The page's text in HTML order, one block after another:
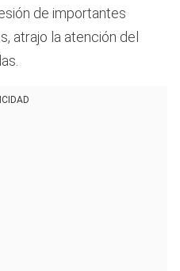
de importantes
atrajo la atención del